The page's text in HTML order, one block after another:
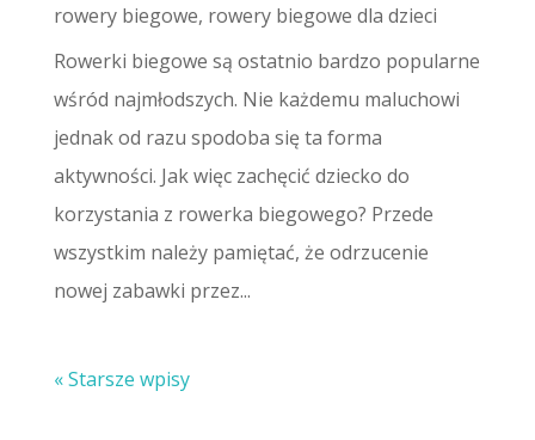
rowery biegowe, rowery biegowe dla dzieci
Rowerki biegowe są ostatnio bardzo popularne
wśród najmłodszych. Nie każdemu maluchowi
jednak od razu spodoba się ta forma
aktywności. Jak więc zachęcić dziecko do
korzystania z rowerka biegowego? Przede
wszystkim należy pamiętać, że odrzucenie
nowej zabawki przez...
« Starsze wpisy